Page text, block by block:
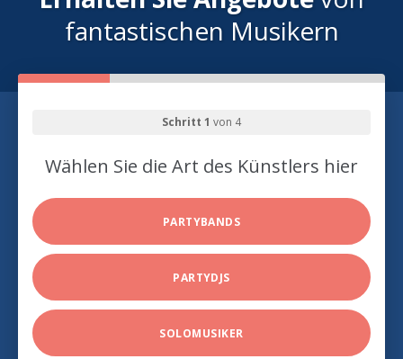
fantastischen Musikern
Schritt 1 von 4
Wählen Sie die Art des Künstlers hier
PARTYBANDS
PARTYDJS
SOLOMUSIKER